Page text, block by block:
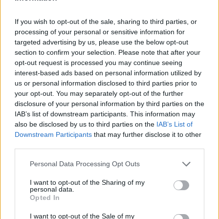
If you wish to opt-out of the sale, sharing to third parties, or
processing of your personal or sensitive information for
targeted advertising by us, please use the below opt-out
section to confirm your selection. Please note that after your
opt-out request is processed you may continue seeing
interest-based ads based on personal information utilized by
us or personal information disclosed to third parties prior to
your opt-out. You may separately opt-out of the further
disclosure of your personal information by third parties on the
IAB’s list of downstream participants. This information may
also be disclosed by us to third parties on the IAB’s List of
Downstream Participants that may further disclose it to other
Personal Data Processing Opt Outs
I want to opt-out of the Sharing of my
personal data.
Opted In
I want to opt-out of the Sale of my
ΔΕΙΤΕ ΕΠΙΣΗΣ
ΣΤΗΝ ΙΔΙΑ ΚΑΤΗΓΟΡΙΑ
Ουκρανία: Βίντεο σοκ με
19χρονο να οδηγείται με τη βία
«busification»
ΣΉΜΕΡΑ
Βίντεο που φέρεται να δείχνει βίαιη
μεταφορά άνδρα για στρατιωτική